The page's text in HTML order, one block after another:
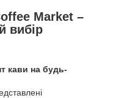
Market –
вибір
кави на будь-